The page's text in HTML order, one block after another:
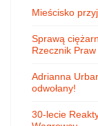
Mieścisko
Sprawą
Rzecznik
Adrianna
odwołany!
30-lecie